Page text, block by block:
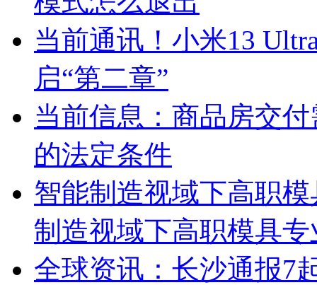
当前通讯！小米13
启“第二章”
当前信息：商品房交
的法定条件
智能制造视域下高职
制造视域下高职模具
全球资讯：长沙通报7